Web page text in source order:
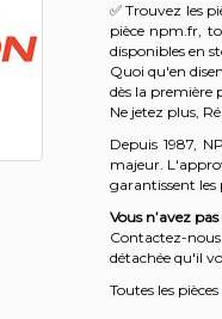
✅ Trouvez les
pièce npm.fr,
disponibles en
Quoi qu'en
dès la première
Ne jetez plus,
Depuis 1987,
majeur.
garantissent les
Vous n’avez
Contactez-
détachée qu'il
Toutes les pièces